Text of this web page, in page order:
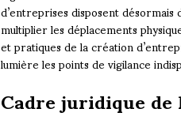
d’entreprises disposent
multiplier les déplacements
et pratiques de la création
lumière les points de vigilance
Cadre juridique